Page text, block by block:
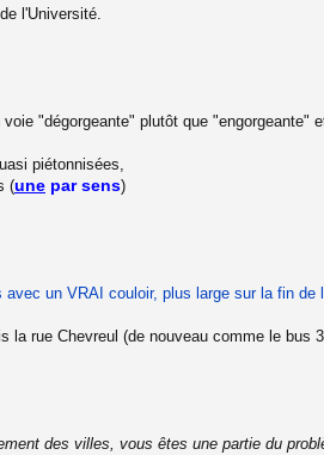
l'Université.
"dégorgeante" plutôt que "engorgeante"
piétonnisées,
(une par sens)
avec un VRAI couloir, plus large sur la fin de
rue Chevreul (de nouveau comme le bus
des villes, vous êtes une partie du